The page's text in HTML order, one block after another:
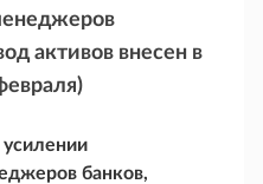
активов внесен в
усилении
банков,